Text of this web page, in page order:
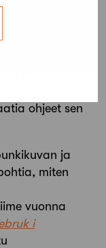
On
irti. Siksi
ohjeet sen
ja
miten
vuonna
i